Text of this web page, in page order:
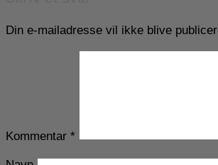
Din e-mailadresse vil ikke blive
Kommentar *